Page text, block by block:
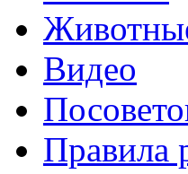
Видео
Правила